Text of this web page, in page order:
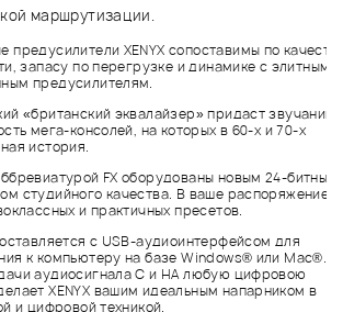
маршрутизации.
XENYX сопоставимы по
запасу по перегрузке и динамике c элитным
предусилителям.
«британский эквалайзер» придаст звучанию
мега-консолей, на которых в 60-х и 70-х
история.
FX оборудованы новым 24-битным
студийного качества. В ваше распоряжение
и практичных пресетов.
с USB-аудиоинтерфейсом для
к компьютеру на базе Windows® или Mac®.
аудиосигнала С и НА любую цифровою
XENYX вашим идеальным напарником в
и цифровой техникой.